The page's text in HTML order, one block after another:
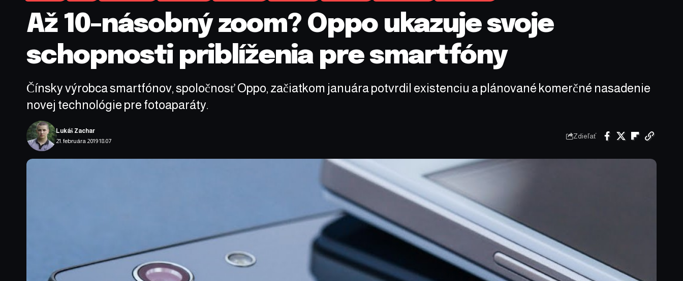
Až 10-násobný zoom? Oppo ukazuje svoje
schopnosti priblíženia pre smartfóny
Čínsky výrobca smartfónov, spoločnosť Oppo, začiatkom januára potvrdil existenciu a plánované komerčné nasadenie
novej technológie pre fotoaparáty.
21. februára 2019 18:07
Lukáš Zachar
Zdieľať